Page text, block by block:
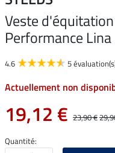
Veste
Performance Lina
4.6 5
Actuellement non
19,12 € 23,90 €
Quantité: